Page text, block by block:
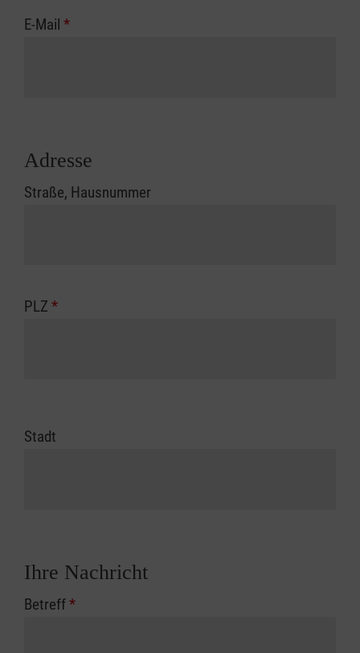
E-Mail *
Adresse
Straße, Hausnummer
PLZ *
Stadt
Ihre Nachricht
Betreff*